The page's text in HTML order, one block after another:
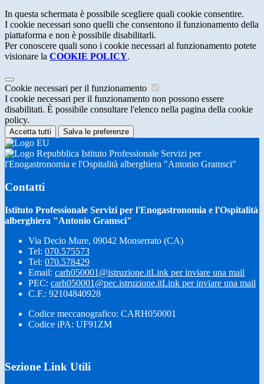
In questa schermata è possibile scegliere quali cookie consentire.
I cookie necessari sono quelli che consentono il funzionamento della
piattaforma e non è possibile disabilitarli.
Per conoscere quali sono i cookie necessari al funzionamento potete
visionare la COOKIE POLICY.
Cookie necessari per il funzionamento
I cookie necessari per il funzionamento non possono essere
disabilitati. È possibile consultare l'elenco nella pagina della cookie
policy.
Accetta tutti Salva le preferenze
Istituto Professionale Servizi per
l'Enogastronomia e l'Ospitalità alberghiera "Antonio Gramsci"
Contatti
Istituto Professionale Servizi per l'Enogastronomia e l'Ospitalità
alberghiera "Antonio Gramsci"
Via Decio Mure, 09042 Monserrato (CA)
Tel: 070.575573
Tel: 070.578429
Email: carh050001@istruzione.itLink per inviare una mail
PEC: carh050001@pec.istruzione.itLink per inviare una mail
C.F.: 92104840928
Codice meccanografico: CARH050001
Codice iPA: UF91ZM
Sezione Link Utili